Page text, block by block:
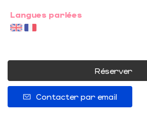
Langues parlées
Réserver
Contacter par email